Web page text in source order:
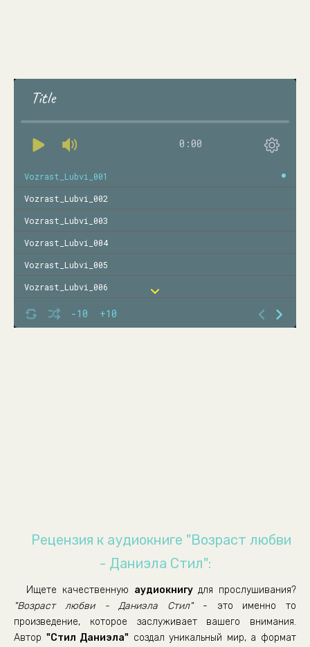
Title
0:00
-10 +10
Vozrast_Lubvi_001
Vozrast_Lubvi_002
Vozrast_Lubvi_003
Vozrast_Lubvi_004
Vozrast_Lubvi_005
Vozrast_Lubvi_006
Vozrast_Lubvi_007
Vozrast_Lubvi_008
Vozrast_Lubvi_020
Vozrast_Lubvi_021
Vozrast_Lubvi_022
Рецензия к аудиокниге "Возраст любви
- Даниэла Стил":
Ищете качественную аудиокнигудля прослушивания?
"Возраст любви - Даниэла Стил"- это именно то
произведение, которое заслуживает вашего внимания.
Автор "Стил Даниэла" создал уникальный мир, а формат